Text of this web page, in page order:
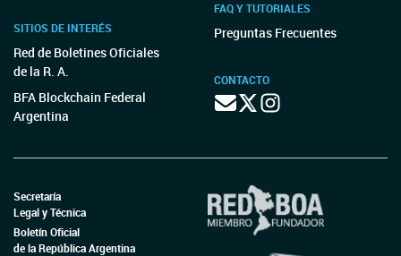
SITIOS DE INTERÉS
Red de Boletines Oficiales
de la R. A.
BFA Blockchain Federal
Argentina
FAQ Y TUTORIALES
Preguntas Frecuentes
CONTACTO
Secretaría
Legal y Técnica
Boletín Oficial
de la República Argentina